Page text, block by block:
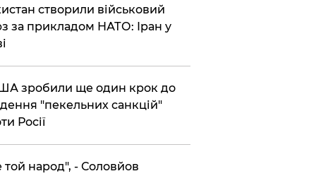
створили військовий
за прикладом НАТО: Іран у
зробили ще один крок до
"пекельних санкцій"
Росії
той народ", - Соловйов